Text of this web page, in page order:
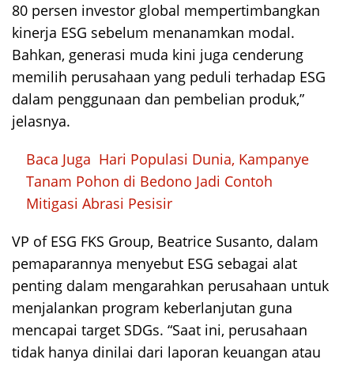
80 persen investor global mempertimbangkan
kinerja ESG sebelum menanamkan modal.
Bahkan, generasi muda kini juga cenderung
memilih perusahaan yang peduli terhadap ESG
dalam penggunaan dan pembelian produk,”
jelasnya.
Baca Juga Hari Populasi Dunia, Kampanye
Tanam Pohon di Bedono Jadi Contoh
Mitigasi Abrasi Pesisir
VP of ESG FKS Group, Beatrice Susanto, dalam
pemaparannya menyebut ESG sebagai alat
penting dalam mengarahkan perusahaan untuk
menjalankan program keberlanjutan guna
mencapai target SDGs. “Saat ini, perusahaan
tidak hanya dinilai dari laporan keuangan atau